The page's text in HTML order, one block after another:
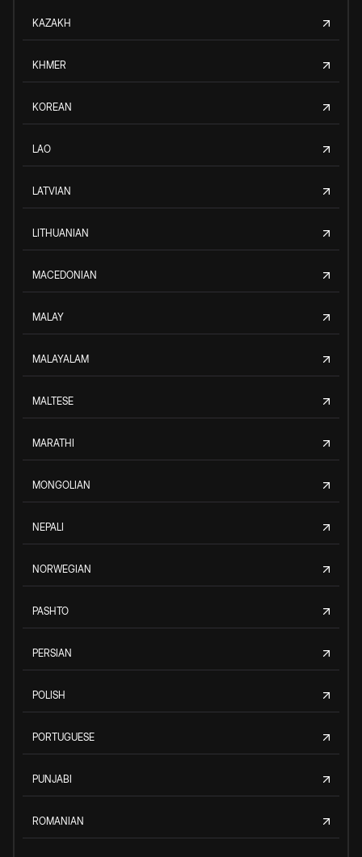
KAZAKH
KHMER
KOREAN
LAO
LATVIAN
LITHUANIAN
MACEDONIAN
MALAY
MALAYALAM
MALTESE
MARATHI
MONGOLIAN
NEPALI
NORWEGIAN
PASHTO
PERSIAN
POLISH
PORTUGUESE
PUNJABI
ROMANIAN